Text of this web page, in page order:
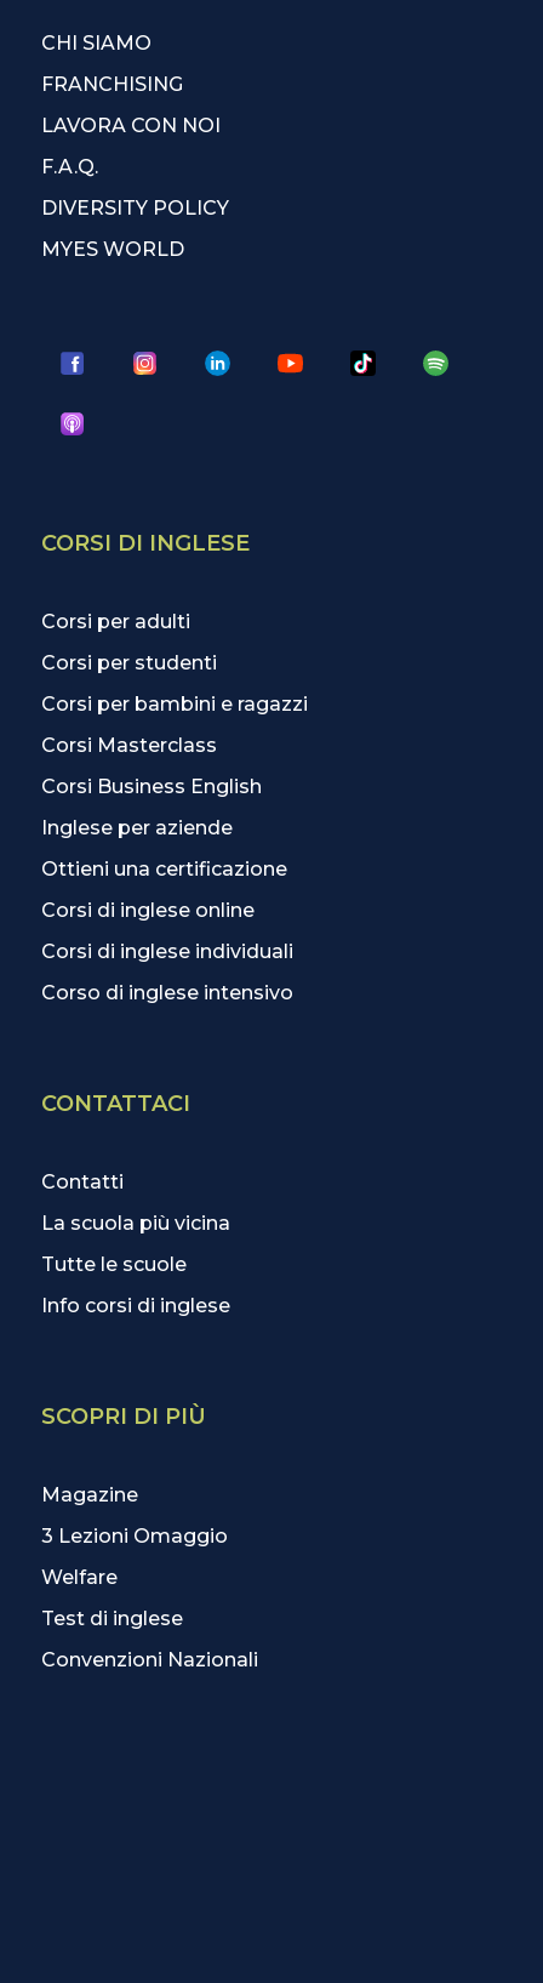
CHI SIAMO
FRANCHISING
LAVORA CON NOI
F.A.Q.
DIVERSITY POLICY
MYES WORLD
CORSI DI INGLESE
Corsi per adulti
Corsi per studenti
Corsi per bambini e ragazzi
Corsi Masterclass
Corsi Business English
Inglese per aziende
Ottieni una certificazione
Corsi di inglese online
Corsi di inglese individuali
Corso di inglese intensivo
CONTATTACI
Contatti
La scuola più vicina
Tutte le scuole
Info corsi di inglese
SCOPRI DI PIÙ
Magazine
3 Lezioni Omaggio
Welfare
Test di inglese
Convenzioni Nazionali